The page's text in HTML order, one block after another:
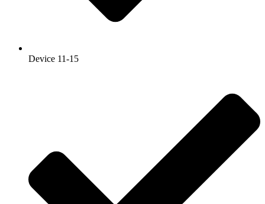
Device 11-15